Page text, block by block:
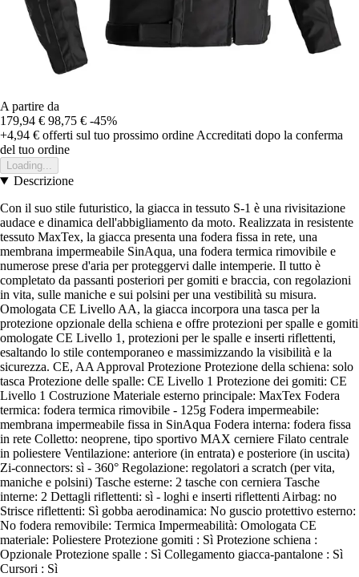
A partire da
179,94 € 98,75 € -45%
+4,94 € offerti sul tuo prossimo ordine Accreditati dopo la conferma
del tuo ordine
Loading...
Descrizione
Con il suo stile futuristico, la giacca in tessuto S-1 è una rivisitazione
audace e dinamica dell'abbigliamento da moto. Realizzata in resistente
tessuto MaxTex, la giacca presenta una fodera fissa in rete, una
membrana impermeabile SinAqua, una fodera termica rimovibile e
numerose prese d'aria per proteggervi dalle intemperie. Il tutto è
completato da passanti posteriori per gomiti e braccia, con regolazioni
in vita, sulle maniche e sui polsini per una vestibilità su misura.
Omologata CE Livello AA, la giacca incorpora una tasca per la
protezione opzionale della schiena e offre protezioni per spalle e gomiti
omologate CE Livello 1, protezioni per le spalle e inserti riflettenti,
esaltando lo stile contemporaneo e massimizzando la visibilità e la
sicurezza. CE, AA Approval Protezione Protezione della schiena: solo
tasca Protezione delle spalle: CE Livello 1 Protezione dei gomiti: CE
Livello 1 Costruzione Materiale esterno principale: MaxTex Fodera
termica: fodera termica rimovibile - 125g Fodera impermeabile:
membrana impermeabile fissa in SinAqua Fodera interna: fodera fissa
in rete Colletto: neoprene, tipo sportivo MAX cerniere Filato centrale
in poliestere Ventilazione: anteriore (in entrata) e posteriore (in uscita)
Zi-connectors: sì - 360° Regolazione: regolatori a scratch (per vita,
maniche e polsini) Tasche esterne: 2 tasche con cerniera Tasche
interne: 2 Dettagli riflettenti: sì - loghi e inserti riflettenti Airbag: no
Strisce riflettenti: Sì gobba aerodinamica: No guscio protettivo esterno:
No fodera removibile: Termica Impermeabilità: Omologata CE
materiale: Poliestere Protezione gomiti : Sì Protezione schiena :
Opzionale Protezione spalle : Sì Collegamento giacca-pantalone : Sì
Cursori : Sì